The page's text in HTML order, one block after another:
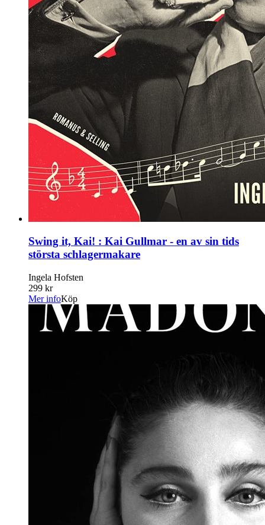
Swing it, Kai! : Kai Gullmar - en av sin tids
största schlagermakare
Ingela Hofsten
299 kr
Mer infoKöp